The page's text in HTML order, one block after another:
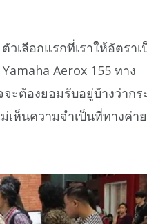
เลือกแรกที่เราให้อัตราเ
Aerox 155 ทาง
ะต้องยอมรับอยู่บ้างว่ากร
ห็นความจำเป็นที่ทางค่าย